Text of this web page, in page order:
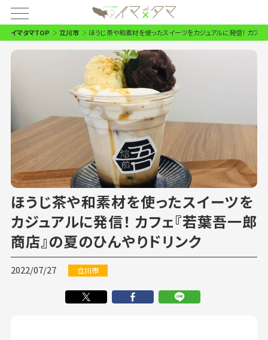
イマタマTOP 立川市 ほうじ茶や和素材を使ったスイーツをカジュアルに発信！ カフェ
ほうじ茶や和素材を使ったスイーツを
カジュアルに発信！ カフェ『若葉吾一郎
商店』の夏のひんやりドリンク
2022/07/27 立川市